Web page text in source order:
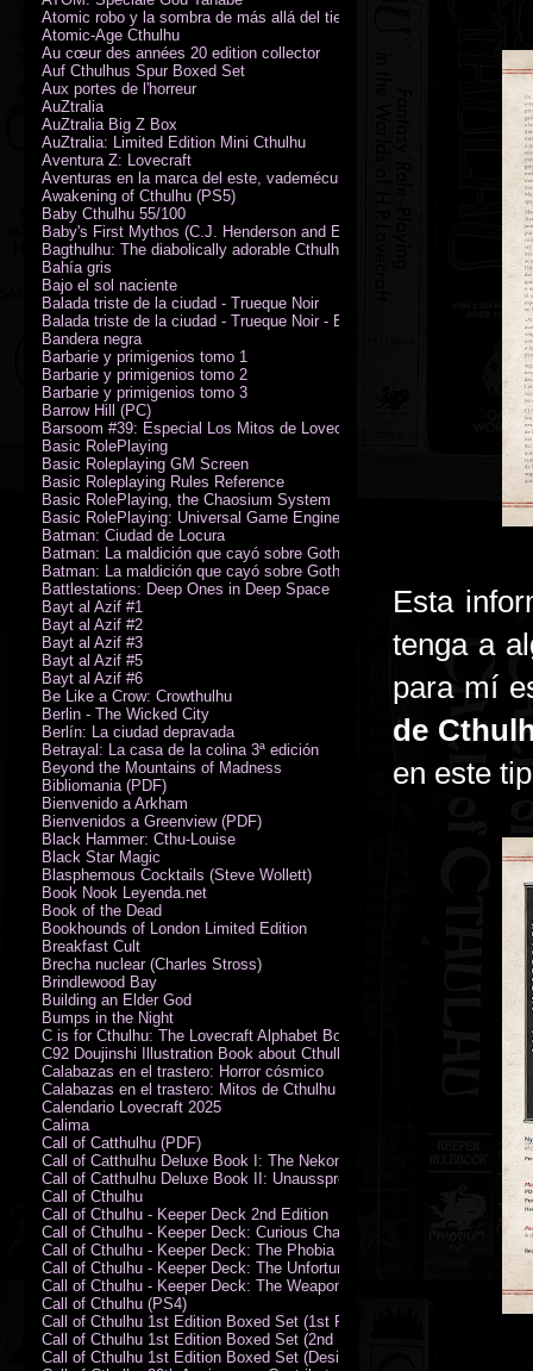
Esta
tenga a
para mí
de
en este
Atomic robo y la sombra de más allá del tiempo
Atomic-Age Cthulhu
Au cœur des années 20 edition collector
Auf Cthulhus Spur Boxed Set
Aux portes de l'horreur
AuZtralia
AuZtralia Big Z Box
AuZtralia: Limited Edition Mini Cthulhu
Aventura Z: Lovecraft
Aventuras en la marca del este, vademécum de campaña
Awakening of Cthulhu (PS5)
Baby Cthulhu 55/100
Baby's First Mythos (C.J. Henderson and Erica Henderson)
Bagthulhu: The diabolically adorable Cthulhu plushie dicebag
Bahía gris
Bajo el sol naciente
Balada triste de la ciudad - Trueque Noir
Balada triste de la ciudad - Trueque Noir - Edición de coleccionista
Bandera negra
Barbarie y primigenios tomo 1
Barbarie y primigenios tomo 2
Barbarie y primigenios tomo 3
Barrow Hill (PC)
Barsoom #39: Especial Los Mitos de Lovecraft
Basic RolePlaying
Basic Roleplaying GM Screen
Basic Roleplaying Rules Reference
Basic RolePlaying, the Chaosium System
Basic RolePlaying: Universal Game Engine (PDF)
Batman: Ciudad de Locura
Batman: La maldición que cayó sobre Gotham
Batman: La maldición que cayó sobre Gotham
Battlestations: Deep Ones in Deep Space
Bayt al Azif #1
Bayt al Azif #2
Bayt al Azif #3
Bayt al Azif #5
Bayt al Azif #6
Be Like a Crow: Crowthulhu
Berlin - The Wicked City
Berlín: La ciudad depravada
Betrayal: La casa de la colina 3ª edición
Beyond the Mountains of Madness
Bibliomania (PDF)
Bienvenido a Arkham
Bienvenidos a Greenview (PDF)
Black Hammer: Cthu-Louise
Black Star Magic
Blasphemous Cocktails (Steve Wollett)
Book Nook Leyenda.net
Book of the Dead
Bookhounds of London Limited Edition
Breakfast Cult
Brecha nuclear (Charles Stross)
Brindlewood Bay
Building an Elder God
Bumps in the Night
C is for Cthulhu: The Lovecraft Alphabet Board Book
C92 Doujinshi Illustration Book about Cthulhu Mythos
Calabazas en el trastero: Horror cósmico
Calabazas en el trastero: Mitos de Cthulhu
Calendario Lovecraft 2025
Calima
Call of Catthulhu (PDF)
Call of Catthulhu Deluxe Book I: The Nekonomikon
Call of Catthulhu Deluxe Book II: Unaussprechlichen Katzen
Call of Cthulhu
Call of Cthulhu - Keeper Deck 2nd Edition
Call of Cthulhu - Keeper Deck: Curious Charecter Deck
Call of Cthulhu - Keeper Deck: The Phobia Deck
Call of Cthulhu - Keeper Deck: The Unfortunate Events Deck
Call of Cthulhu - Keeper Deck: The Weapons and Artifacts Deck
Call of Cthulhu (PS4)
Call of Cthulhu 1st Edition Boxed Set (1st Printing) (CHA2009-X)
Call of Cthulhu 1st Edition Boxed Set (2nd Printing) (CHA2009-X)
Call of Cthulhu 1st Edition Boxed Set (Designer's Edition)